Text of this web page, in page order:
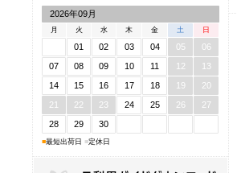
2026年09月
月 火 水 木 金 土 日
01 02 03 04 05
06
07
08 09 10 11 12
13
14
15 16 17 18 19
20
21
22 23 24 25 26
27
28
29 30
■最短出荷日 ■定休日